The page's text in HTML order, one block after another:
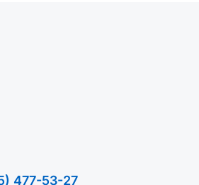
477-53-27